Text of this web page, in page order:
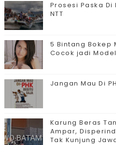
Prosesi Paska
NTT
5 Bintang Bokep
Cocok jadi
Jangan Mau Di
Karung Beras
Ampar,
Tak Kunjung